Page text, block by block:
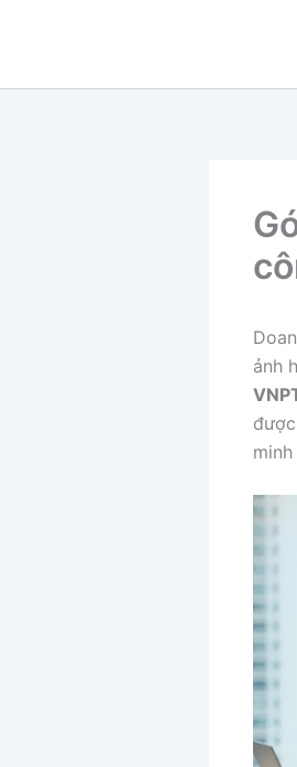
ảnh